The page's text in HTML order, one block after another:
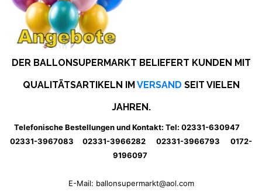
DER BALLONSUPERMARKT BELIEFERT KUNDEN MIT
QUALITÄTSARTIKELN IM VERSAND SEIT VIELEN
JAHREN.
Telefonische Bestellungen und Kontakt: Tel: 02331-630947
02331-3967083 02331-3966282 02331-3966793 0172-
9196097
E-Mail: ballonsupermarkt@aol.com